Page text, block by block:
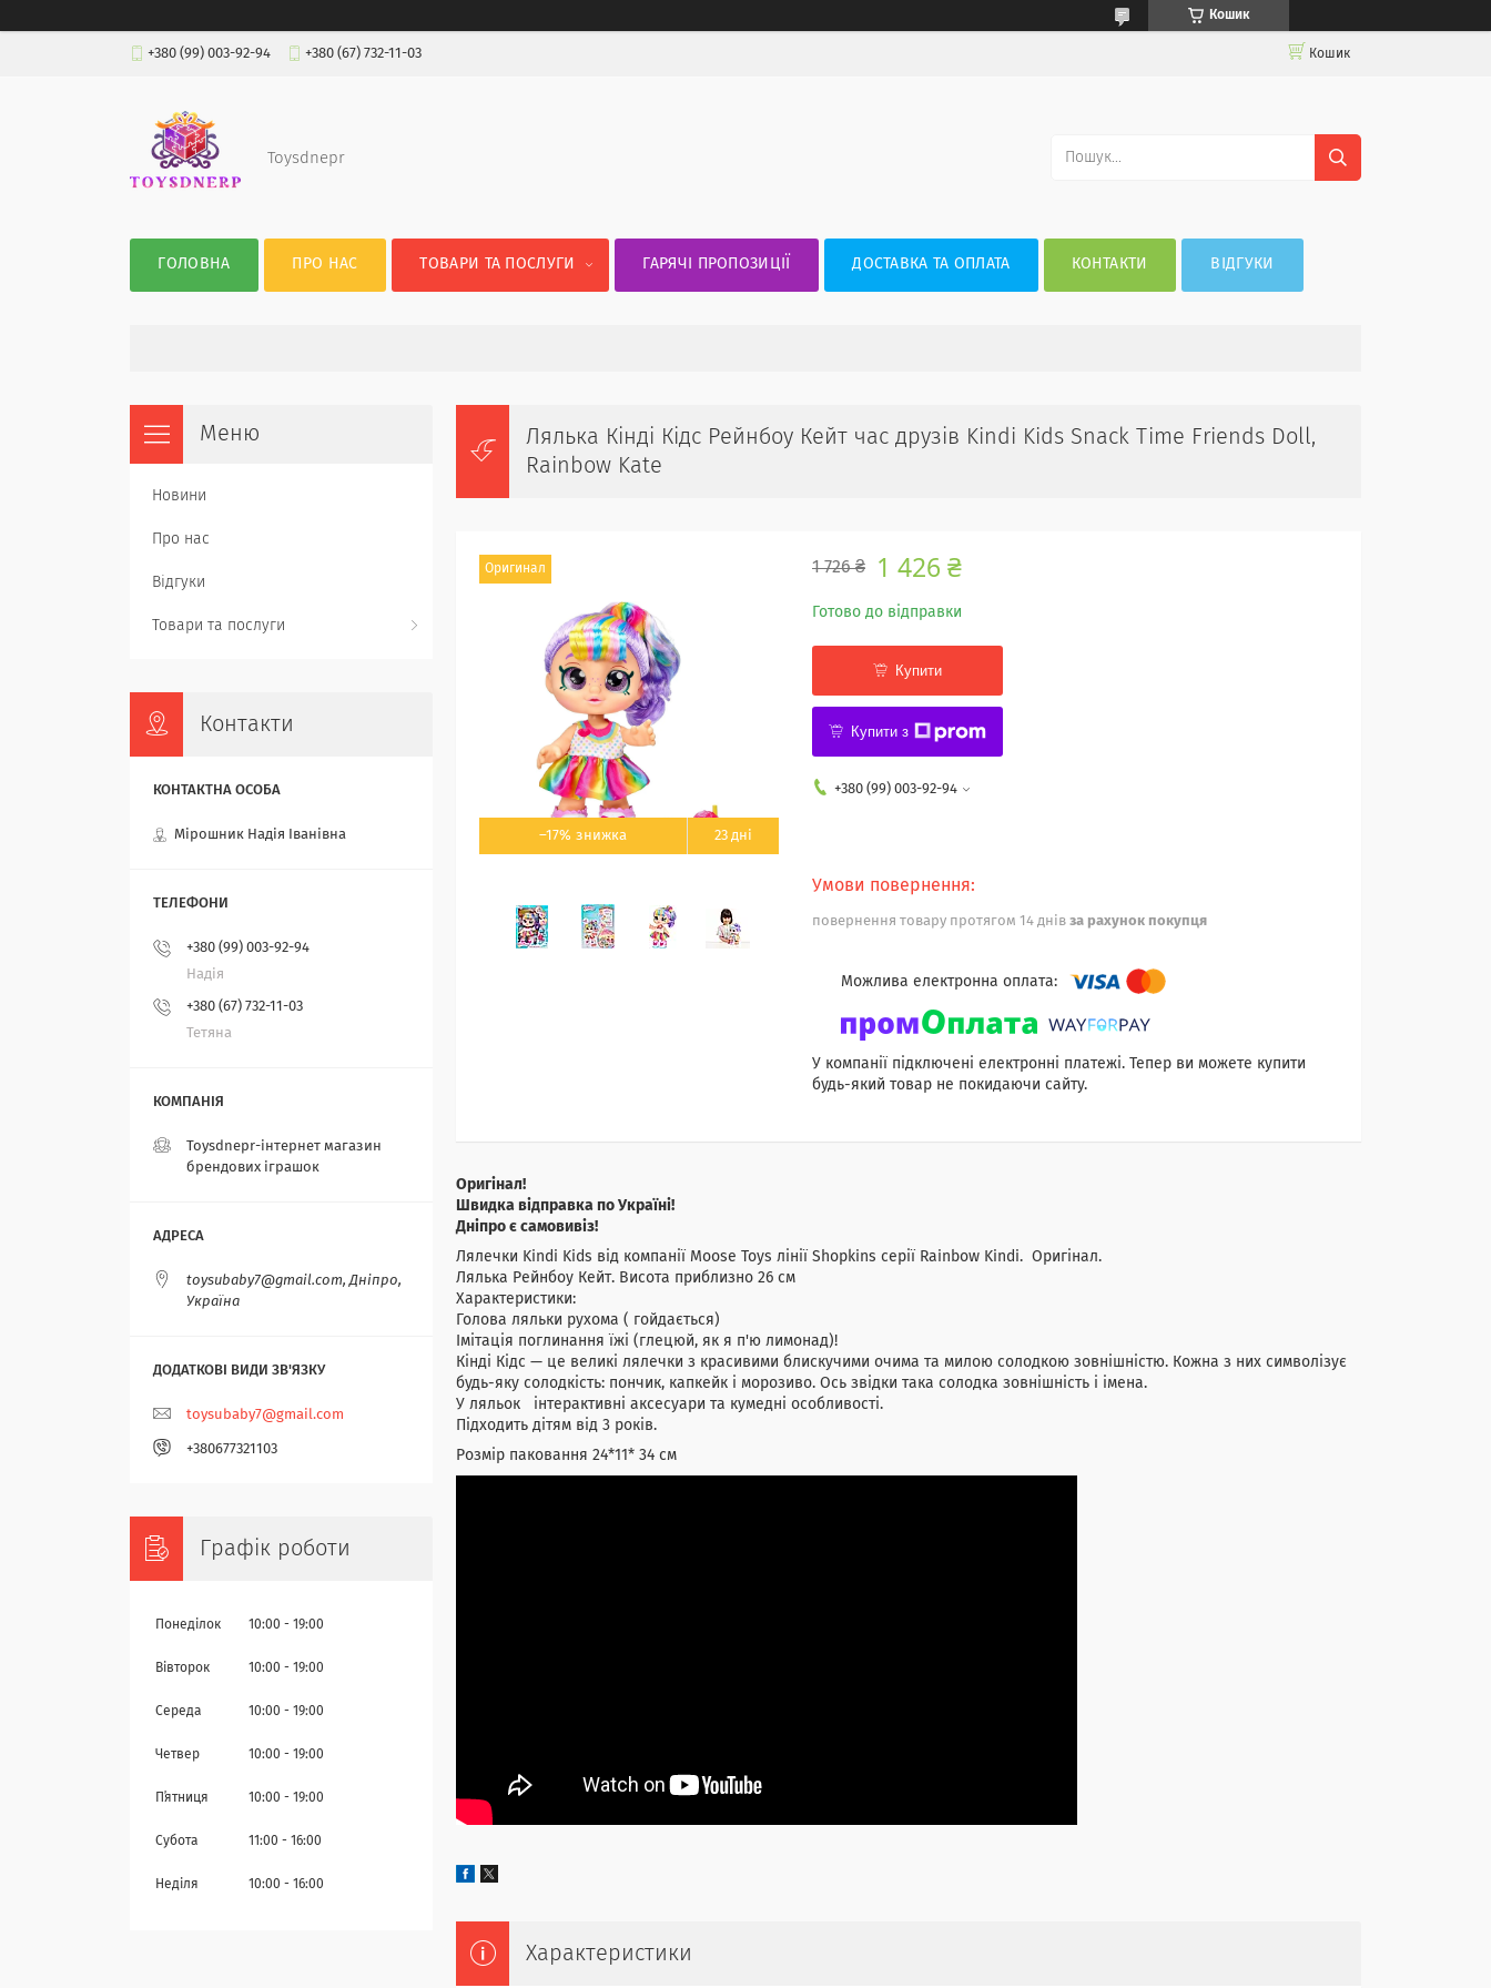
Кошик
+380 (99) 003-92-94 +380 (67) 732-11-03 Кошик
Toysdnepr
ГОЛОВНА ПРО НАС ТОВАРИ ТА ПОСЛУГИ ГАРЯЧІ ПРОПОЗИЦІЇ ДОСТАВКА ТА ОПЛАТА КОНТАКТИ ВІДГУКИ
Лялька Кінді Кідс Рейнбоу Кейт час друзів Kindi Kids Snack Time Friends Doll,
Rainbow Kate
–17% 23 дні
Оригинал 1 726 ₴ 1 426 ₴
Готово до відправки
Купити
Купити з
+380 (99) 003-92-94
повернення товару протягом 14 днів за рахунок покупця
У компанії підключені електронні платежі. Тепер ви можете купити
будь-який товар не покидаючи сайту.
Оригінал!
Швидка відправка по Україні!
Дніпро є самовивіз!
Лялечки Kindi Kids від компанії Moose Toys лінії Shopkins серії Rainbow Kindi. Оригінал.
Лялька Рейнбоу Кейт. Висота приблизно 26 см
Характеристики:
Голова ляльки рухома ( гойдається)
Імітація поглинання їжі (глецюй, як я п'ю лимонад)!
Кінді Кідс — це великі лялечки з красивими блискучими очима та милою солодкою зовнішністю. Кожна з них символізує
будь-яку солодкість: пончик, капкейк і морозиво. Ось звідки така солодка зовнішність і імена.
У ляльок інтерактивні аксесуари та кумедні особливості.
Підходить дітям від 3 років.
Розмір паковання 24*11* 34 см
Характеристики
Новини
Про нас
Відгуки
Товари та послуги
Контакти
Мірошник Надія Іванівна
+380 (99) 003-92-94
Надія
+380 (67) 732-11-03
Тетяна
Toysdnepr-інтернет магазин
брендових іграшок
toysubaby7@gmail.com, Дніпро,
Україна
toysubaby7@gmail.com
+380677321103
Графік роботи
Понеділок 10:00 19:00
Вівторок 10:00 19:00
Середа 10:00 19:00
Четвер 10:00 19:00
Пʼятниця 10:00 19:00
Субота 11:00 16:00
Неділя 10:00 16:00